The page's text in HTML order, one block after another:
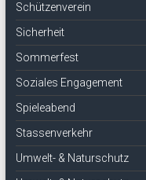
Schützenverein
Sicherheit
Sommerfest
Soziales Engagement
Spieleabend
Stassenverkehr
Umwelt- & Naturschutz